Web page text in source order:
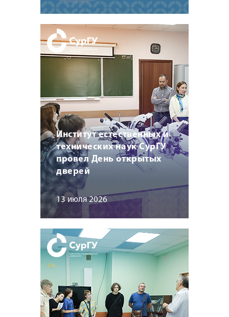
Институт естественных и
технических наук СурГУ
провел День открытых
дверей
13 июля 2026